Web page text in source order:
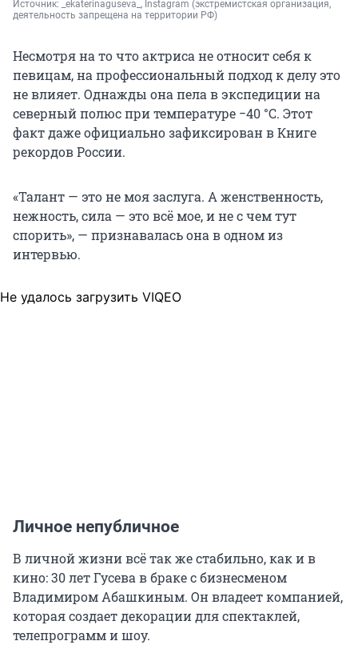
Источник: _ekaterinaguseva_, Instagram (экстремистская организация,
деятельность запрещена на территории РФ)
Несмотря на то что актриса не относит себя к
певицам, на профессиональный подход к делу это
не влияет. Однажды она пела в экспедиции на
северный полюс при температуре −40 °C. Этот
факт даже официально зафиксирован в Книге
рекордов России.
«Талант — это не моя заслуга. А женственность,
нежность, сила — это всё мое, и не с чем тут
спорить», — признавалась она в одном из
интервью.
Не удалось загрузить VIQEO
Личное непубличное
В личной жизни всё так же стабильно, как и в
кино: 30 лет Гусева в браке с бизнесменом
Владимиром Абашкиным. Он владеет компанией,
которая создает декорации для спектаклей,
телепрограмм и шоу.